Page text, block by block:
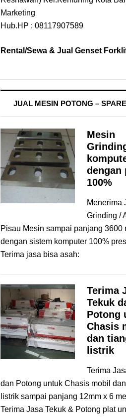
Marketing
Hub.HP : 08117907589
Rental/Sewa & Jual Genset
JUAL MESIN POTONG –
Mesin
dengan
100%
Menerima
Grinding /
Pisau Mesin sampai panjang 3600
dengan sistem komputer 100%
Terima jasa bisa asah:
Terima
Tekuk
Potong
Chasis
dan
listrik
Terima
dan Potong untuk Chasis mobil
listrik sampai panjang 12mm x 6
Terima Jasa Tekuk & Potong plat